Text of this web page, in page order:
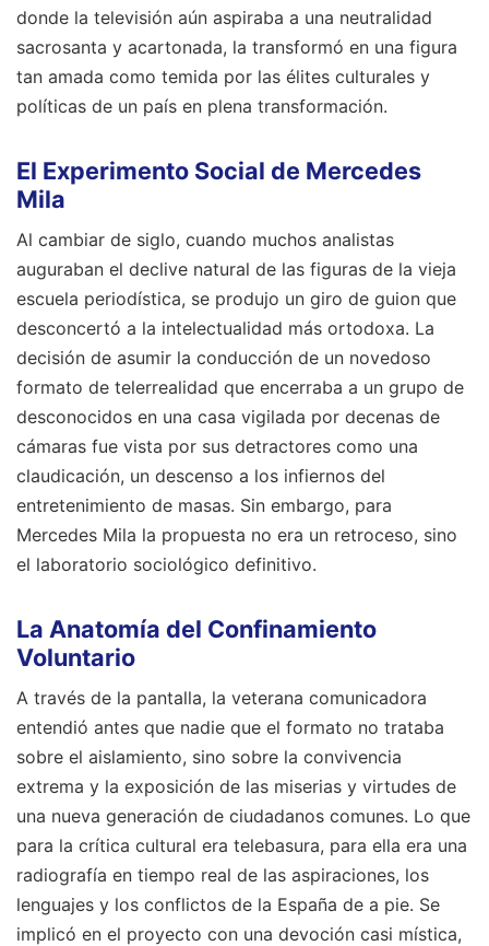
donde la televisión aún aspiraba a una neutralidad
sacrosanta y acartonada, la transformó en una figura
tan amada como temida por las élites culturales y
políticas de un país en plena transformación.
El Experimento Social de Mercedes
Mila
Al cambiar de siglo, cuando muchos analistas
auguraban el declive natural de las figuras de la vieja
escuela periodística, se produjo un giro de guion que
desconcertó a la intelectualidad más ortodoxa. La
decisión de asumir la conducción de un novedoso
formato de telerrealidad que encerraba a un grupo de
desconocidos en una casa vigilada por decenas de
cámaras fue vista por sus detractores como una
claudicación, un descenso a los infiernos del
entretenimiento de masas. Sin embargo, para
Mercedes Mila la propuesta no era un retroceso, sino
el laboratorio sociológico definitivo.
La Anatomía del Confinamiento
Voluntario
A través de la pantalla, la veterana comunicadora
entendió antes que nadie que el formato no trataba
sobre el aislamiento, sino sobre la convivencia
extrema y la exposición de las miserias y virtudes de
una nueva generación de ciudadanos comunes. Lo que
para la crítica cultural era telebasura, para ella era una
radiografía en tiempo real de las aspiraciones, los
lenguajes y los conflictos de la España de a pie. Se
implicó en el proyecto con una devoción casi mística,